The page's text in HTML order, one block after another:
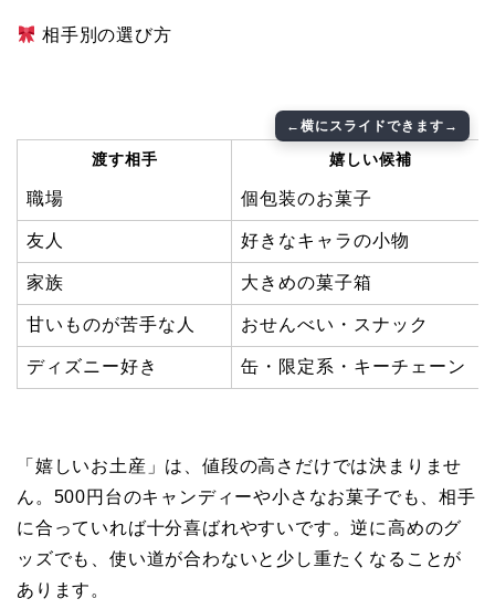
相手別の選び方
渡す相手 嬉しい候補
職場 個包装のお菓子
友人 好きなキャラの小物
家族 大きめの菓子箱
甘いものが苦手な人 おせんべい・スナック
ディズニー好き 缶・限定系・キーチェーン
「嬉しいお土産」は、値段の高さだけでは決まりませ
ん。500円台のキャンディーや小さなお菓子でも、相手
に合っていれば十分喜ばれやすいです。逆に高めのグ
ッズでも、使い道が合わないと少し重たくなることが
あります。